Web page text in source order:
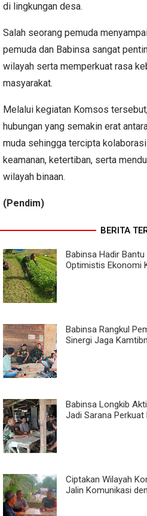
di lingkungan desa.
Salah seorang pemuda
pemuda dan Babinsa sangat
wilayah serta memperkuat rasa
masyarakat.
Melalui kegiatan Komsos
hubungan yang semakin erat
muda sehingga tercipta
keamanan, ketertiban, serta
wilayah binaan.
(Pendim)
BERITA
Babinsa Hadir
Optimistis Ekonomi
Babinsa Rangkul
Sinergi Jaga
Babinsa Longkib
Jadi Sarana
Ciptakan Wilayah
Jalin Komunikasi